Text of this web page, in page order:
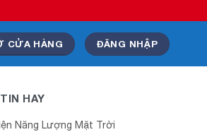
CỬA HÀNG ĐĂNG NHẬP
HAY
Năng Lượng Mặt Trời